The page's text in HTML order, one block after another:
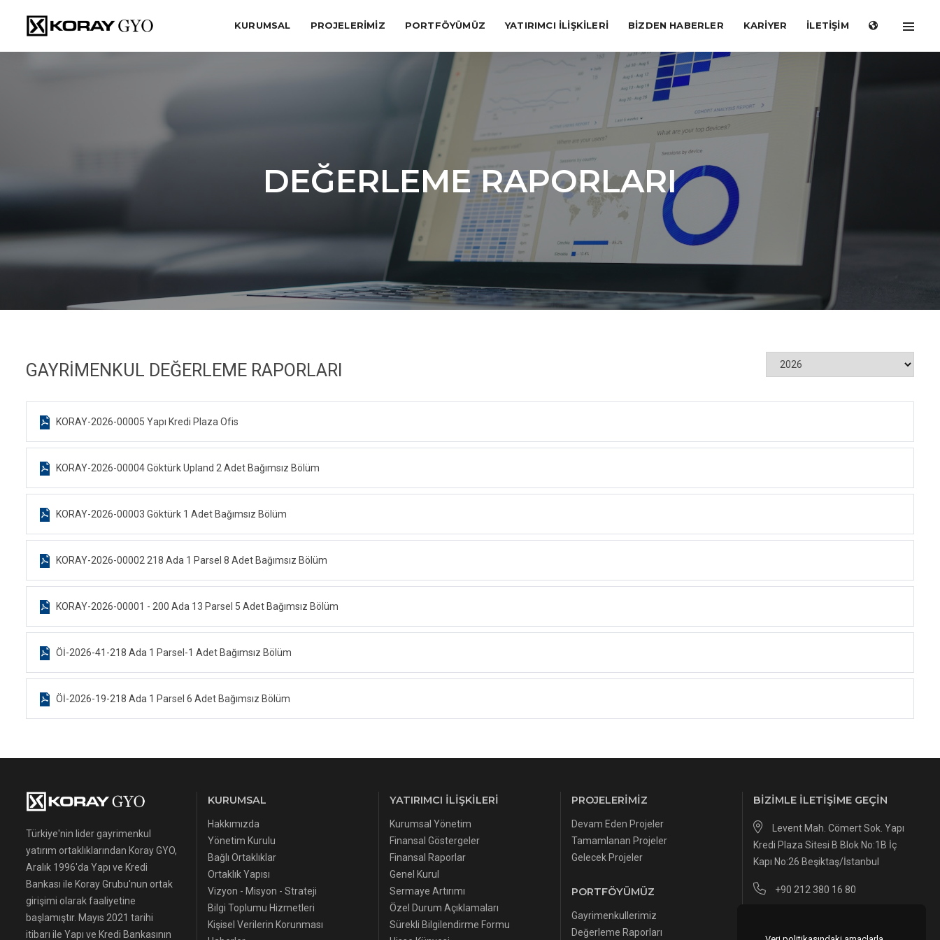
KURUMSAL PROJELERİMİZ PORTFÖYÜMÜZ YATIRIMCI İLİŞKİLERİ BIZDEN HABERLER KARİYER İLETİŞİM
DEĞERLEME RAPORLARI
GAYRİMENKUL DEĞERLEME RAPORLARI
KORAY-2026-00005 Yapı Kredi Plaza Ofis
KORAY-2026-00004 Göktürk Upland 2 Adet Bağımsız Bölüm
KORAY-2026-00003 Göktürk 1 Adet Bağımsız Bölüm
KORAY-2026-00002 218 Ada 1 Parsel 8 Adet Bağımsız Bölüm
KORAY-2026-00001 - 200 Ada 13 Parsel 5 Adet Bağımsız Bölüm
Öİ-2026-41-218 Ada 1 Parsel-1 Adet Bağımsız Bölüm
Öİ-2026-19-218 Ada 1 Parsel 6 Adet Bağımsız Bölüm
Türkiye'nin lider gayrimenkul
yatırım ortaklıklarından Koray GYO,
Aralık 1996'da Yapı ve Kredi
Bankası ile Koray Grubu'nun ortak
girişimi olarak faaliyetine
başlamıştır. Mayıs 2021 tarihi
itibarı ile Yapı ve Kredi Bankasının
KURUMSAL
Hakkımızda
Yönetim Kurulu
Bağlı Ortaklıklar
Ortaklık Yapısı
Vizyon - Misyon - Strateji
Bilgi Toplumu Hizmetleri
Kişisel Verilerin Korunması
YATIRIMCI İLIŞKILERI
Kurumsal Yönetim
Finansal Göstergeler
Finansal Raporlar
Genel Kurul
Sermaye Artırımı
Özel Durum Açıklamaları
Sürekli Bilgilendirme Formu
PROJELERIMIZ
Devam Eden Projeler
Tamamlanan Projeler
Gelecek Projeler
PORTFÖYÜMÜZ
Gayrimenkullerimiz
Değerleme Raporları
BIZIMLE İLETIŞIME GEÇIN
Levent Mah. Cömert Sok. Yapı
Kredi Plaza Sitesi B Blok No:1B İç
Kapı No:26 Beşiktaş/İstanbul
+90 212 380 16 80